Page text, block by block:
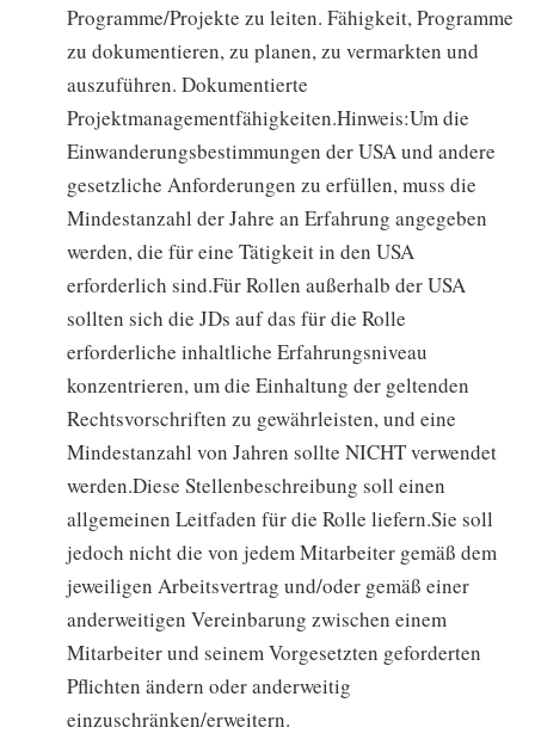
Programme/Projekte zu leiten. Fähigkeit, Programme
zu dokumentieren, zu planen, zu vermarkten und
auszuführen. Dokumentierte
Projektmanagementfähigkeiten.Hinweis:Um die
Einwanderungsbestimmungen der USA und andere
gesetzliche Anforderungen zu erfüllen, muss die
Mindestanzahl der Jahre an Erfahrung angegeben
werden, die für eine Tätigkeit in den USA
erforderlich sind.Für Rollen außerhalb der USA
sollten sich die JDs auf das für die Rolle
erforderliche inhaltliche Erfahrungsniveau
konzentrieren, um die Einhaltung der geltenden
Rechtsvorschriften zu gewährleisten, und eine
Mindestanzahl von Jahren sollte NICHT verwendet
werden.Diese Stellenbeschreibung soll einen
allgemeinen Leitfaden für die Rolle liefern.Sie soll
jedoch nicht die von jedem Mitarbeiter gemäß dem
jeweiligen Arbeitsvertrag und/oder gemäß einer
anderweitigen Vereinbarung zwischen einem
Mitarbeiter und seinem Vorgesetzten geforderten
Pflichten ändern oder anderweitig
einzuschränken/erweitern.